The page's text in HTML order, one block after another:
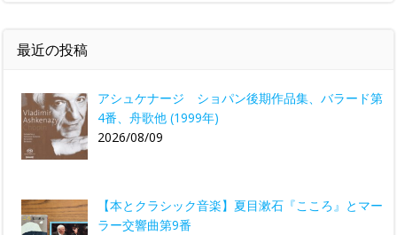
最近の投稿
アシュケナージ ショパン後期作品集、バラード第
4番、舟歌他 (1999年)
2026/08/09
【本とクラシック音楽】夏目漱石『こころ』とマー
ラー交響曲第9番